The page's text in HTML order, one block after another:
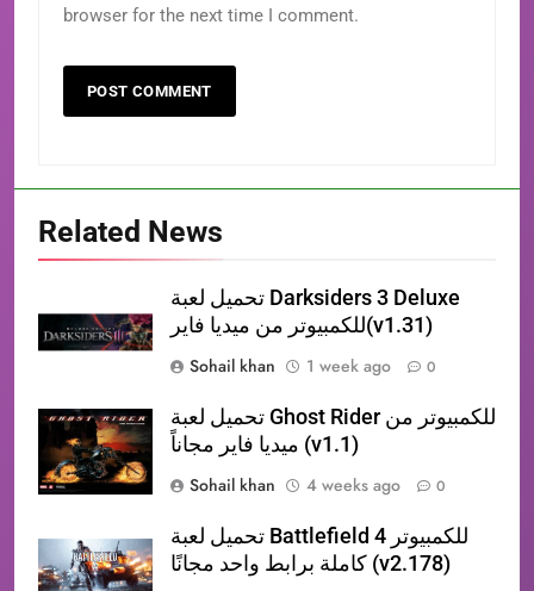
browser for the next time I comment.
Related News
تحميل لعبة Darksiders 3 Deluxe
للكمبيوتر من ميديا فاير(v1.31)
Sohail khan
1 week ago 0
تحميل لعبة Ghost Rider للكمبيوتر من
ميديا فاير مجاناً (v1.1)
Sohail khan
4 weeks ago 0
تحميل لعبة Battlefield 4 للكمبيوتر
كاملة برابط واحد مجانًا (v2.178)